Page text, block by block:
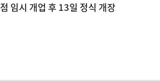
임시 개업 후 13일 정식 개장